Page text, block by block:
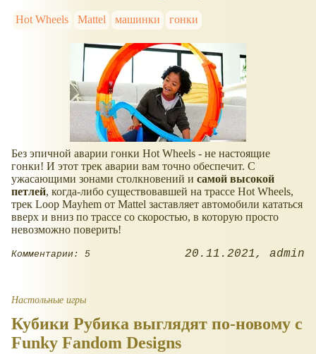
Hot Wheels Mattel машинки гонки
Без эпичной аварии гонки Hot Wheels - не настоящие
гонки! И этот трек аварии вам точно обеспечит. С
ужасающими зонами столкновений и самой высокой
петлей, когда-либо существовавшей на трассе Hot Wheels,
трек Loop Mayhem от Mattel заставляет автомобили кататься
вверх и вниз по трассе со скоростью, в которую просто
невозможно поверить!
Комментарии: 5 20.11.2021 admin
Настольные игры
Кубики Рубика выглядят по-новому с
Funky Fandom Designs